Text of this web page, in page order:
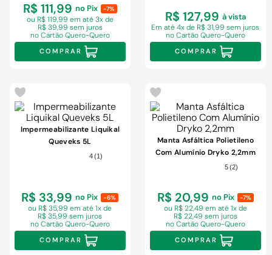
R$ 111,99 no Pix -7%
ou R$ 119,99 em até 3x de
R$ 39,99 sem juros
no Cartão Quero-Quero
COMPRAR
R$ 127,99 à vista
Ematé 4x de R$ 31,99 sem juros
no Cartão Quero-Quero
COMPRAR
Impermeabilizante Liquikal
Queveks 5L
4 (1)
R$ 33,99 no Pix -6%
ou R$ 35,99 ematé 1x de
R$ 35,99 sem juros
no Cartão Quero-Quero
COMPRAR
Manta Asfáltica Polietileno
Com Alumínio Dryko 2,2mm
5 (2)
R$ 20,99 no Pix -7%
ou R$ 22,49 em até 1x de
R$ 22,49 sem juros
no Cartão Quero-Quero
COMPRAR